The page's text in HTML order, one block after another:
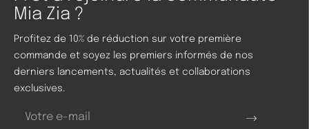
Mia Zia ?
Profitez de 10% de réduction sur votre première
commande et soyez les premiers informés de nos
derniers lancements, actualités et collaborations
exclusives.